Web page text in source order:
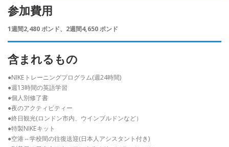
参加費用
1週間2,480 ポンド、2週間4,650 ポンド
含まれるもの
●NIKEトレーニングプログラム(週24時間)
●週13時間の英語学習
●個人別修了書
●夜のアクティビティー
●終日観光(ロンドン市内、ウインブルドンなど）
●特製NIKEキット
●空港⇔学校間の往復送迎(日本人アシスタント付き)